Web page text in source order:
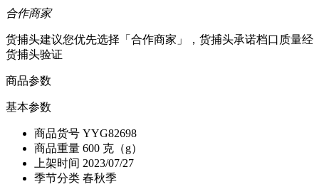
合作商家
货捕头建议您优先选择「合作商家」，货捕头承诺档口质量经
货捕头验证
商品参数
基本参数
商品货号 YYG82698
商品重量 600 克（g）
上架时间 2023/07/27
季节分类 春秋季